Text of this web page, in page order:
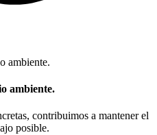
ambiente.
contribuimos a mantener el
posible.